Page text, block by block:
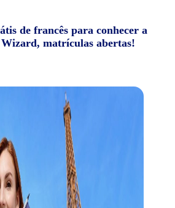
de francês para conhecer a
matrículas abertas!